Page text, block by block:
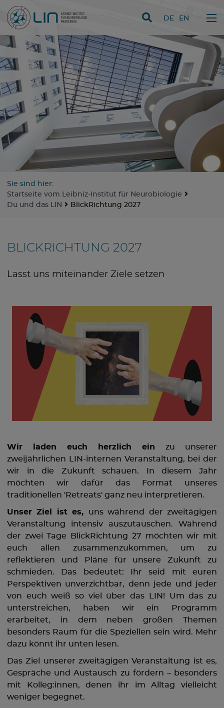
Direkt zum Inhalt
DE EN
Sie sind hier:
Startseite vom Leibniz-Institut für Neurobiologie
Du und das LIN
BlickRichtung 2027
BLICKRICHTUNG 2027
Lasst uns miteinander Ziele setzen
Wir laden euch herzlich ein zu unserer
zweijährlichen LIN-internen Veranstaltung, bei der
wir in die Zukunft schauen. In diesem Jahr
möchten wir dafür das Format unseres
traditionellen 'Retreats' ganz neu interpretieren.
Unser Ziel ist es, uns während der zweitägigen
Veranstaltung intensiv auszutauschen. Während
der zwei Tage BlickRichtung `27 möchten wir mit
euch allen zusammenzukommen, um zu
reflektieren und Pläne für unsere Zukunft zu
schmieden. Das bedeutet: Ihr seid mit euren
Perspektiven unverzichtbar, denn jede und jeder
von euch weiß so viel über das LIN! Um das zu
unterstreichen, haben wir ein Programm
erarbeitet, in dem neben großen Themen
besonders Raum für die Speziellen sein wird. Mehr
dazu könnt ihr unten lesen.
Das Ziel unserer zweitägigen Veranstaltung ist es,
Gespräche und Austausch zu fördern – besonders
mit Kolleg:innen, denen ihr im Alltag vielleicht
weniger begegnet.